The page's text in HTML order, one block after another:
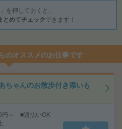
を押しておくと、
とめてチェックできます！
のオススメのお仕事です
ちゃんのお散歩付き添いも
円～ ■週払いOK